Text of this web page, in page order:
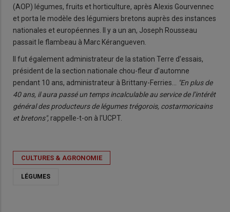
(AOP) légumes, fruits et horticulture, après Alexis Gourvennec
et porta le modèle des légumiers bretons auprès des instances
nationales et européennes. Il y a un an, Joseph Rousseau
passait le flambeau à Marc Kérangueven.
Il fut également administrateur de la station Terre d’essais,
président de la section nationale chou-fleur d’automne
pendant 10 ans, administrateur à Brittany-Ferries... "En plus de
40 ans, il aura passé un temps incalculable au service de l’intérêt
général des producteurs de légumes trégorois, costarmoricains
et bretons", rappelle-t-on à l'UCPT.
CULTURES & AGRONOMIE
LÉGUMES